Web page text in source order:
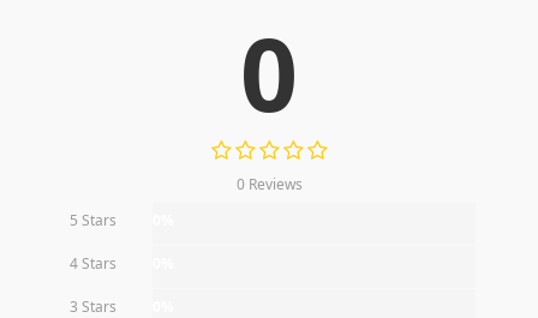
0
0 Reviews
5 Stars
4 Stars
3 Stars